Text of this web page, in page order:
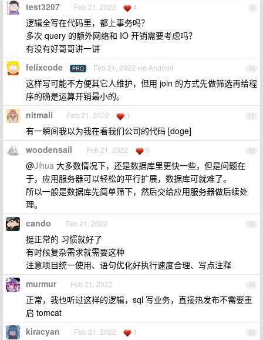
9
test3207 Feb 21, 2022 4
逻辑全写在代码里，都上事务吗？
多次 query 的额外网络和 IO 开销需要考虑吗？
有没有好哥哥讲一讲
10
felixcode PRO Feb 21, 2022 via Android
这样写可能不方便其它人维护，但用 join 的方式先做筛选再给程
序的确是运算开销最小的。
11
nitmali Feb 21, 2022 1
有一瞬间我以为我在看我们公司的代码 [doge]
12
woodensail Feb 21, 2022 9
@Jihua 大多数情况下，还是数据库里更快一些，但是问题在
于，应用服务器可以轻松的平行扩展，数据库可就难了。
所以一般是数据库先简单筛下，然后交给应用服务器做后续处
理。
13
cando Feb 21, 2022
挺正常的 习惯就好了
有时候复杂需求就需要这种
注意项目统一使用、语句优化好执行速度合理、写点注释
14
murmur Feb 21, 2022
正常，我也听过这样的逻辑，sql 写业务，直接热发布不需要重
启 tomcat
15
kiracyan Feb 21, 2022 1